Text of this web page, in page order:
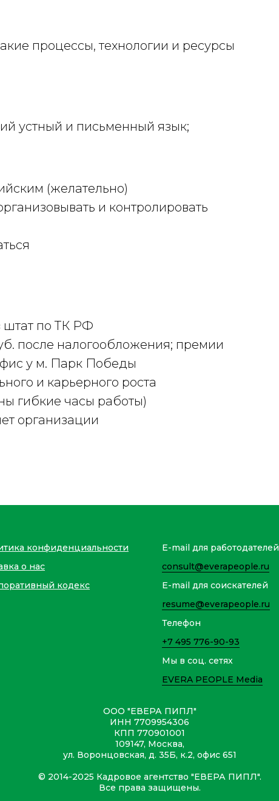
процессы, технологии и ресурсы
устный и письменный язык;
(желательно)
и контролировать
по ТК РФ
после налогообложения; премии
у м. Парк Победы
и карьерного роста
гибкие часы работы)
организации
конфиденциальности
о нас
кодекс
E-mail для работодателей
consult@everapeople.ru
E-mail для соискателей
resume@everapeople.ru
Телефон
+7 495 776-90-93
Мы в соц. сетях
EVERA PEOPLE Media
ООО "ЕВЕРА ПИПЛ"
ИНН 7709954306
КПП 770901001
109147, Москва,
ул. Воронцовская, д. 35Б, к.2, офис 651
© 2014-2025 Кадровое агентство "ЕВЕРА ПИПЛ".
Все права защищены.